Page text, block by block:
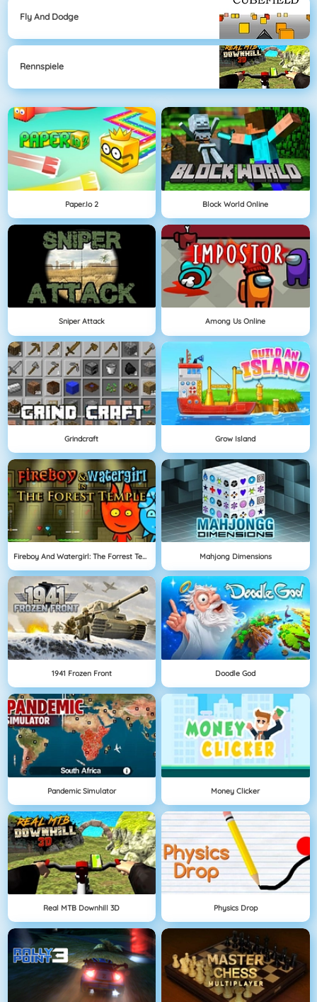
Fly And Dodge
Rennspiele
Paper.io 2 Block World Online
Sniper Attack Among Us Online
Grindcraft Grow Island
Fireboy And Watergirl: The Forrest Temple Mahjong Dimensions
1941 Frozen Front Doodle God
Pandemic Simulator Money Clicker
Real MTB Downhill 3D Physics Drop